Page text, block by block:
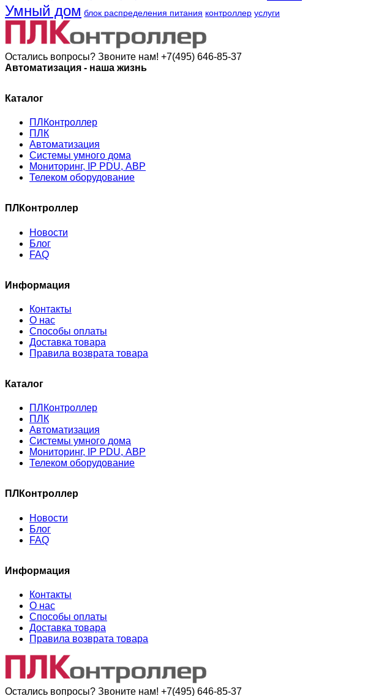
Умный дом блок распределения питания контроллер услуги
Остались вопросы? Звоните нам! +7(495) 646-85-37
Автоматизация - наша жизнь
Каталог
ПЛКонтроллер
ПЛК
Автоматизация
Системы умного дома
Мониторинг, IP PDU, АВР
Телеком оборудование
ПЛКонтроллер
Новости
Блог
FAQ
Информация
Контакты
О нас
Способы оплаты
Доставка товара
Правила возврата товара
Каталог
ПЛКонтроллер
ПЛК
Автоматизация
Системы умного дома
Мониторинг, IP PDU, АВР
Телеком оборудование
ПЛКонтроллер
Новости
Блог
FAQ
Информация
Контакты
О нас
Способы оплаты
Доставка товара
Правила возврата товара
Остались вопросы? Звоните нам! +7(495) 646-85-37